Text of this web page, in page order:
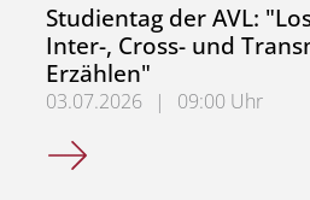
Studientag der AVL:
Inter-, Cross- und
Erzählen"
03.07.2026 |
09:00 Uhr
Studientag der AVL: "Lost in